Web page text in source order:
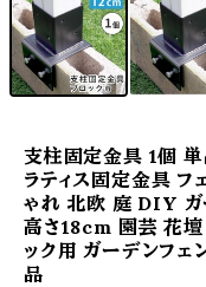
支柱固定金具 1個 単
ラティス固定金具
ゃれ 北欧 庭 DIY
高さ18cm 園芸 花壇
ック用 ガーデンフ
品